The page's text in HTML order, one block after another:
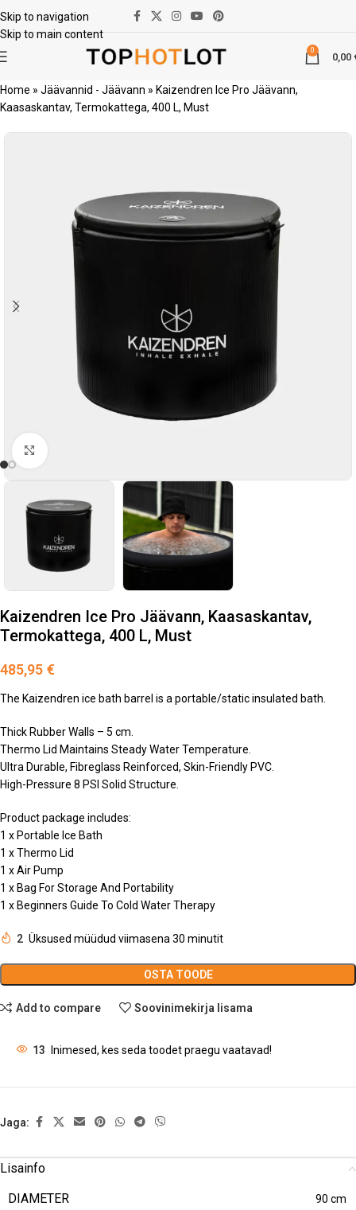
Skip to navigation
Skip to main content
0
0,00
Home » Jäävannid - Jäävann » Kaizendren Ice Pro Jäävann,
Kaasaskantav, Termokattega, 400 L, Must
Kaizendren Ice Pro Jäävann, Kaasaskantav,
Termokattega, 400 L, Must
485,95 €
The Kaizendren ice bath barrel is a portable/static insulated bath.
Thick Rubber Walls – 5 cm.
Thermo Lid Maintains Steady Water Temperature.
Ultra Durable, Fibreglass Reinforced, Skin-Friendly PVC.
High-Pressure 8 PSI Solid Structure.
Product package includes:
1 x Portable Ice Bath
1 x Thermo Lid
1 x Air Pump
1 x Bag For Storage And Portability
1 x Beginners Guide To Cold Water Therapy
2 Üksused müüdud viimasena 30 minutit
OSTA TOODE
Add to compare Soovinimekirja lisama
13 Inimesed, kes seda toodet praegu vaatavad!
Jaga:
Lisainfo
DIAMETER
90 cm